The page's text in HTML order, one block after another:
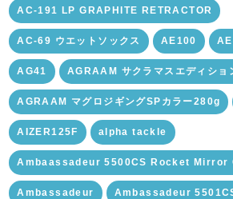
AC-191 LP GRAPHITE RETRACTOR
AC-69 ウエットソックス AE100
AG41 AGRAAM サクラマスエディショ
AGRAAM マグロジギングSPカラー280g
AIZER125F alpha tackle
Ambaassadeur 5500CS Rocket Mirror
Ambassadeur Ambassadeur